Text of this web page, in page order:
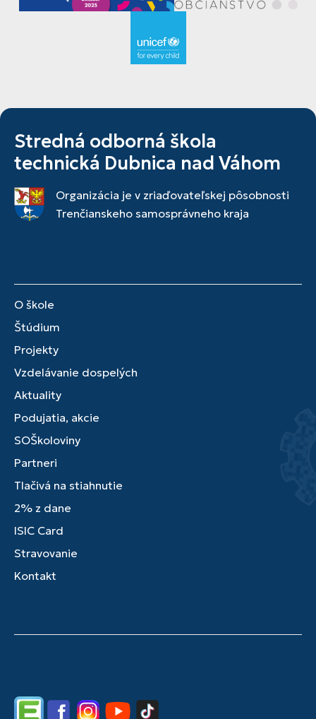
Stredná odborná škola
technická Dubnica nad Váhom
Organizácia je v zriaďovateľskej pôsobnosti
Trenčianskeho samosprávneho kraja
O škole
Štúdium
Projekty
Vzdelávanie dospelých
Aktuality
Podujatia, akcie
SOŠkoloviny
Partneri
Tlačivá na stiahnutie
2% z dane
ISIC Card
Stravovanie
Kontakt